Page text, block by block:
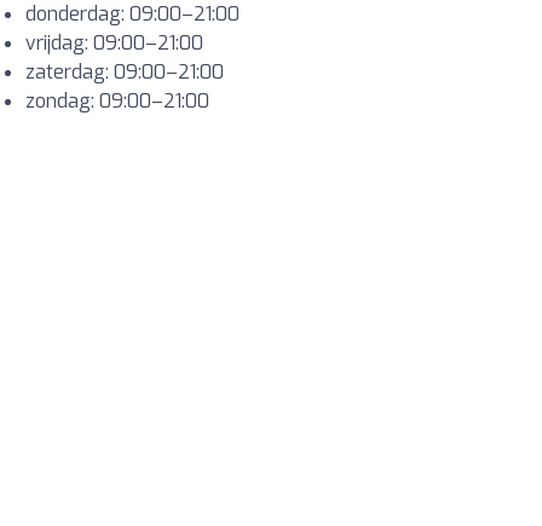
donderdag: 09:00–21:00
vrijdag: 09:00–21:00
zaterdag: 09:00–21:00
zondag: 09:00–21:00